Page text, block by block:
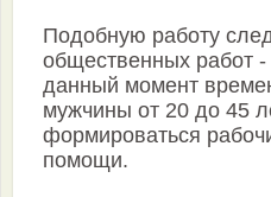
Подобную работу
общественных работ -
данный момент
мужчины от 20 до 45
формироваться
помощи.